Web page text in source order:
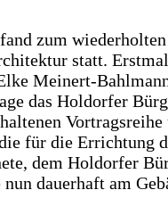
zum
statt.
Meinert-
das Holdorfer
für die Errichtung
dem Holdorfer
dauerhaft am